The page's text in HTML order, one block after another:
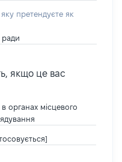
претендуєте як
ради
якщо це вас
органах місцевого